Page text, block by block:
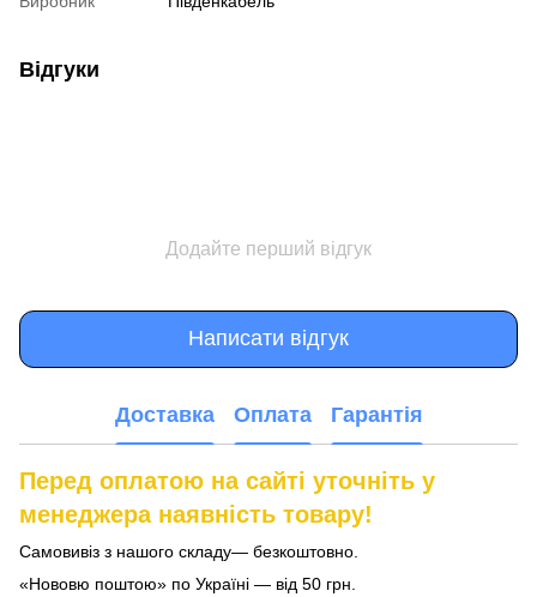
Відгуки
Додайте перший відгук
Написати відгук
Доставка Оплата Гарантія
Перед оплатою на сайті уточніть у
менеджера наявність товару!
Самовивіз з нашого складу— безкоштовно.
«Нововю поштою» по Україні — від 50 грн.